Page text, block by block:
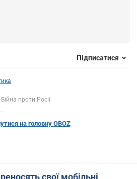
Підписатися
Війна проти Росії
на головну OBOZ
свої мобільні